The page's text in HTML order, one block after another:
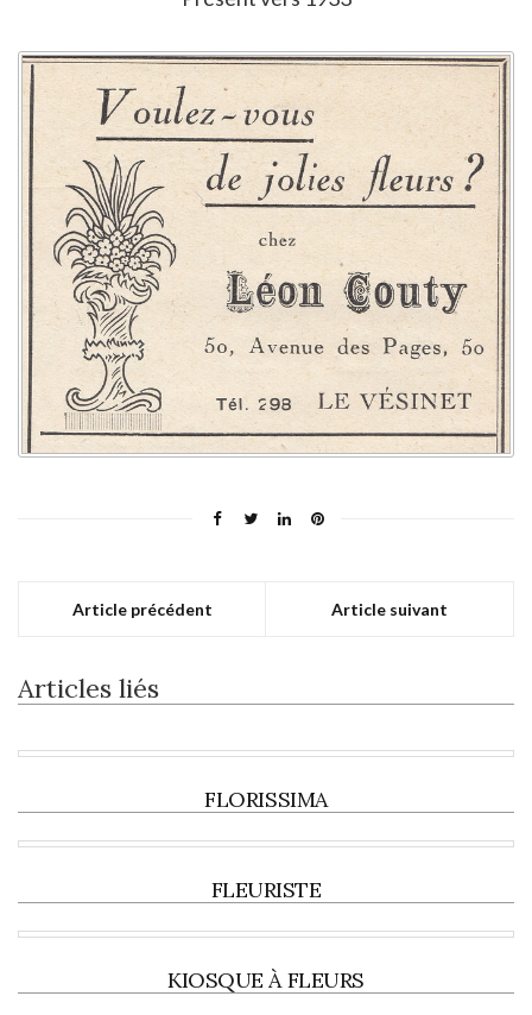
Article précédent Article suivant
Articles liés
FLORISSIMA
FLEURISTE
KIOSQUE À FLEURS